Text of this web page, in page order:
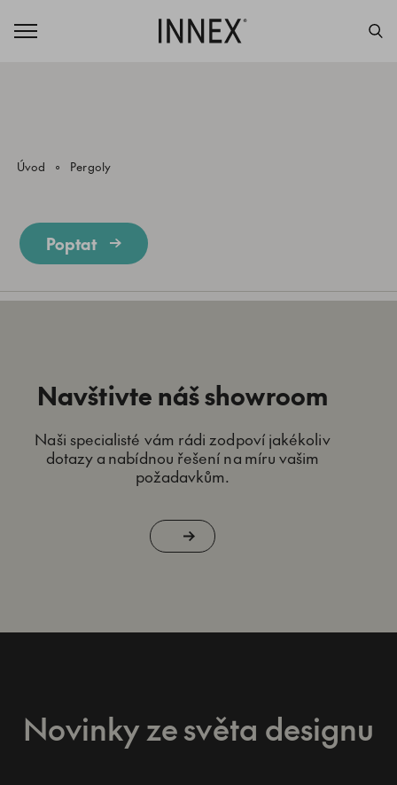
Úvod Pergoly
Poptat
Navštivte náš showroom
Naši specialisté vám rádi zodpoví jakékoliv
dotazy a nabídnou řešení na míru vašim
požadavkům.
Novinky ze světa designu